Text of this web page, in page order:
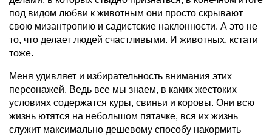
под видом любви к животным они просто скрывают
свою мизантропию и садистские наклонности. А это не
то, что делает людей счастливыми. И животных, кстати
тоже.
Меня удивляет и избирательность внимания этих
персонажей. Ведь все мы знаем, в каких жестоких
условиях содержатся куры, свиньи и коровы. Они всю
жизнь ютятся на небольшом пятачке, вся их жизнь
служит максимально дешевому способу накормить